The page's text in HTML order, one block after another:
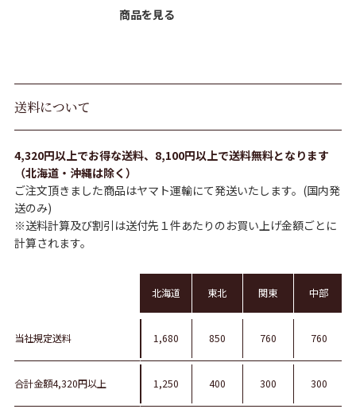
商品を見る
送料について
4,320円以上でお得な送料、8,100円以上で送料無料となります
（北海道・沖縄は除く）
ご注文頂きました商品はヤマト運輸にて発送いたします。(国内発
送のみ)
※送料計算及び割引は送付先１件あたりのお買い上げ金額ごとに
計算されます。
北海道 東北 関東 中部
当社規定送料 1,680 850 760 760
合計金額4,320円以上 1,250 400 300 300